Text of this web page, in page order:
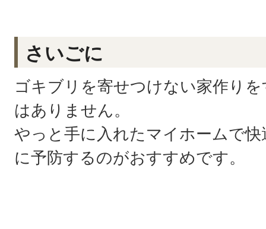
さいごに
ゴキブリを寄せつけない家作り
はありません。
やっと手に入れたマイホームで
に予防するのがおすすめです。